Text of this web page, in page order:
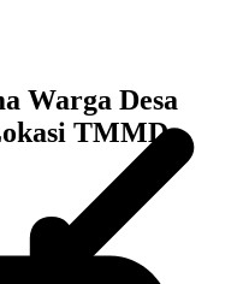
Warga Desa
TMMD